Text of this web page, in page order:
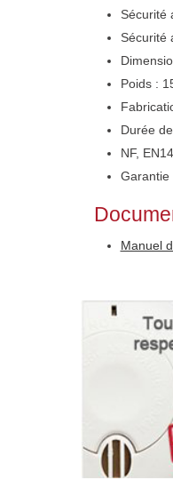
Sécurité
Sécurité
Poids :
Durée
NF,
Garantie
Manuel